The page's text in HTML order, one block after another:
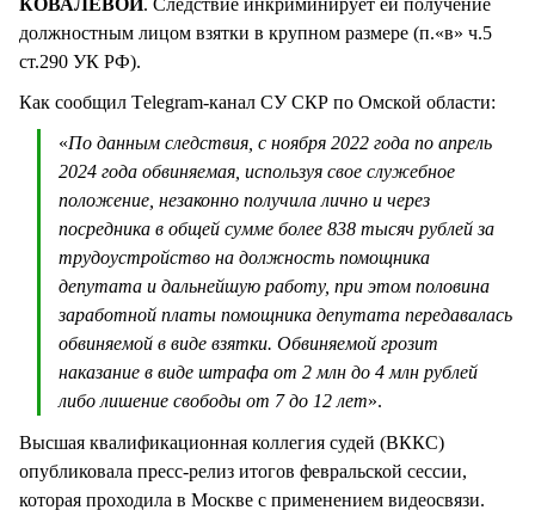
КОВАЛЕВОЙ. Следствие инкриминирует ей получение
должностным лицом взятки в крупном размере (п.«в» ч.5
ст.290 УК РФ).
Как сообщил Тelegram-канал СУ СКР по Омской области:
«По данным следствия, с ноября 2022 года по апрель
2024 года обвиняемая, используя свое служебное
положение, незаконно получила лично и через
посредника в общей сумме более 838 тысяч рублей за
трудоустройство на должность помощника
депутата и дальнейшую работу, при этом половина
заработной платы помощника депутата передавалась
обвиняемой в виде взятки. Обвиняемой грозит
наказание в виде штрафа от 2 млн до 4 млн рублей
либо лишение свободы от 7 до 12 лет».
Высшая квалификационная коллегия судей (ВККС)
опубликовала пресс-релиз итогов февральской сессии,
которая проходила в Москве с применением видеосвязи.